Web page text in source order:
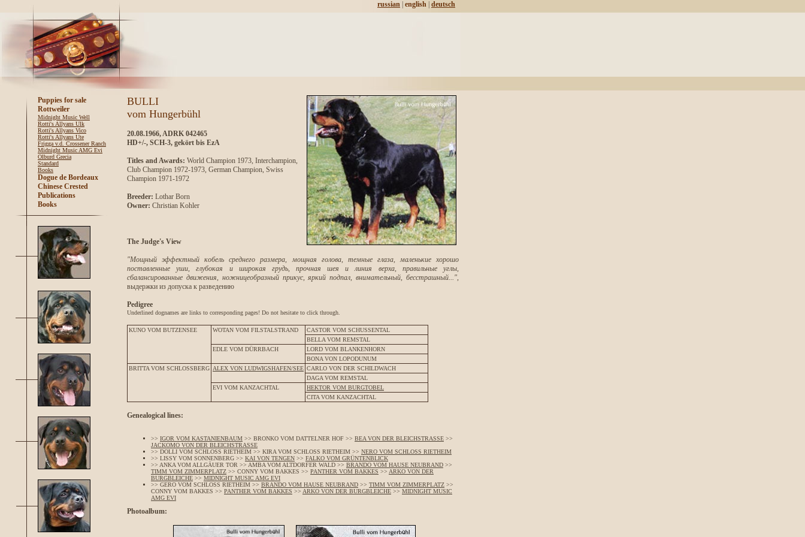
russian english deutsch
Puppies for sale
Rottweiler
Midnight Music Well
Rotti's Allyans Ulk
Rotti's Allyans Vico
Rotti's Allyans Ute
Frigga v.d. Crossener Ranch
Midnight Music AMG Evi
Olburd Grecia
Standard
Books
Dogue de Bordeaux
Chinese Crested
Publications
Books
BULLI
vom Hungerbühl
20.08.1966, ADRK 042465
HD+/-, SCH-3, gekört bis EzA
Titles and Awards: World Champion 1973, Interchampion,
Club Champion 1972-1973, German Champion, Swiss
Champion 1971-1972
Breeder: Lothar Born
Owner: Christian Kohler
The Judge's View
"Мощный эффектный кобель среднего размера, мощная голова, темные глаза, маленькие хорошо
поставленные уши, глубокая и широкая грудь, прочная шея и линия верха, правильные углы,
сбалансированные движения, ножницеобразный прикус, яркий подпал, внимательный, бесстрашный...",
выдержки из допуска к разведению
Pedigree
Underlined dognames are links to corresponding pages! Do not hesitate to click through.
KUNO VOM BUTZENSEE WOTAN VOM FILSTALSTRAND
CASTOR VOM SCHUSSENTAL
BELLA VOM REMSTAL
EDLE VOM DÜRRBACH
LORD VOM BLANKENHORN
BONA VON LOPODUNUM
BRITTA VOM SCHLOSSBERG ALEX VON LUDWIGSHAFEN/SEE CARLO VON DER SCHILDWACH
DAGA VOM REMSTAL
EVI VOM KANZACHTAL
HEKTOR VOM BURGTOBEL
CITA VOM KANZACHTAL
Genealogical lines:
>> IGOR VOM KASTANIENBAUM >> BRONKO VOM DATTELNER HOF >> BEA VON DER BLEICHSTRASSE >>
JACKOMO VON DER BLEICHSTRASSE
>> DOLLI VOM SCHLOSS RIETHEIM >> KIRA VOM SCHLOSS RIETHEIM >> NERO VOM SCHLOSS RIETHEIM
>> LISSY VOM SONNENBERG >> KAI VON TENGEN >> FALKO VOM GRÜNTENBLICK
>> ANKA VOM ALLGÄUER TOR >> AMBA VOM ALTDORFER WALD >> BRANDO VOM HAUSE NEUBRAND >>
TIMM VOM ZIMMERPLATZ >> CONNY VOM BAKKES >> PANTHER VOM BAKKES >> ARKO VON DER
BURGBLEICHE >> MIDNIGHT MUSIC AMG EVI
>> GERO VOM SCHLOSS RIETHEIM >> BRANDO VOM HAUSE NEUBRAND >> TIMM VOM ZIMMERPLATZ >>
CONNY VOM BAKKES >> PANTHER VOM BAKKES >> ARKO VON DER BURGBLEICHE >> MIDNIGHT MUSIC
AMG EVI
Photoalbum: